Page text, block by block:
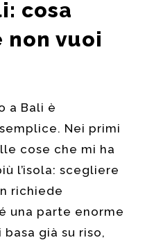
cosa
non vuoi
a Bali è
Nei primi
cose che mi ha
l’isola: scegliere
richiede
una parte enorme
già su riso,